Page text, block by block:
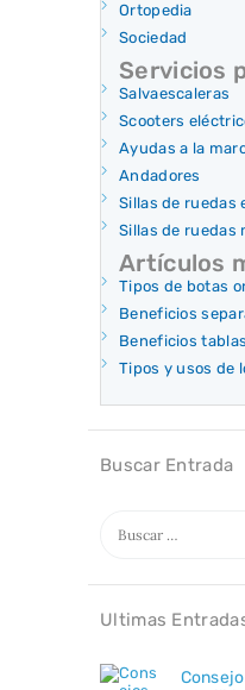
Ortopedia
Sociedad
Servicios
Salvaescaleras
Scooters
Ayudas a la
Andadores
Sillas de ruedas
Sillas de ruedas
Artículos
Tipos de botas
Beneficios
Beneficios
Tipos y usos de
Buscar Entrada
Ultimas